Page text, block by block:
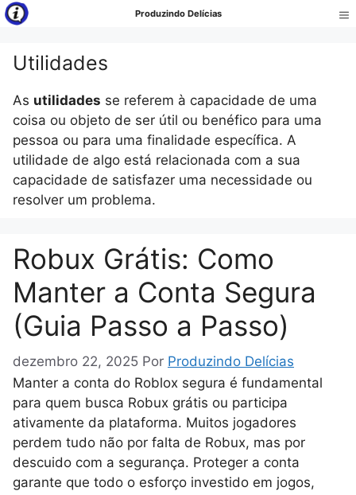
Pular
para
conteúdo
Produzindo Delícias
Utilidades
As utilidades se referem à capacidade de uma
coisa ou objeto de ser útil ou benéfico para uma
pessoa ou para uma finalidade específica. A
utilidade de algo está relacionada com a sua
capacidade de satisfazer uma necessidade ou
resolver um problema.
Robux Grátis: Como
Manter a Conta Segura
(Guia Passo a Passo)
dezembro 22, 2025 Por Produzindo Delícias
Manter a conta do Roblox segura é fundamental
para quem busca Robux grátis ou participa
ativamente da plataforma. Muitos jogadores
perdem tudo não por falta de Robux, mas por
descuido com a segurança. Proteger a conta
garante que todo o esforço investido em jogos,